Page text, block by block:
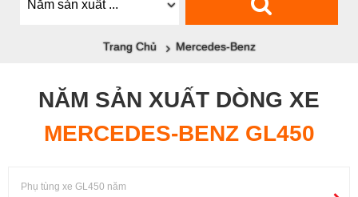
Trang Chủ Mercedes-Benz
NĂM SẢN XUẤT DÒNG XE
MERCEDES-BENZ GL450
Phụ tùng xe GL450 năm